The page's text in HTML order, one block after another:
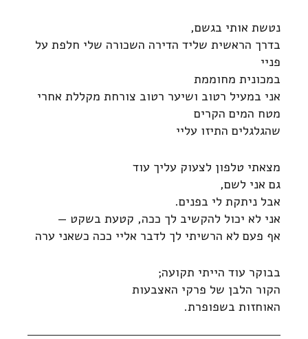
נטשת אותי בגשם,
בדרך הראשית שליד הדירה השכורה שלי חלפת על
פניי
במכונית מחוממת
אני במעיל רטוב ושיער רטוב צורחת מקללת אחרי
מטח המים הקרים
שהגלגלים התיזו עליי
מצאתי טלפון לצעוק עליך עוד
גם אני לשם,
אבל ניתקת לי בפנים.
אני לא יכול להקשיב לך ככה, קטעת בשקט —
אף פעם לא הרשיתי לך לדבר אליי ככה כשאני ערה
בבוקר עוד הייתי תקועה;
הקור הלבן של פרקי האצבעות
האוחזות בשפופרת.